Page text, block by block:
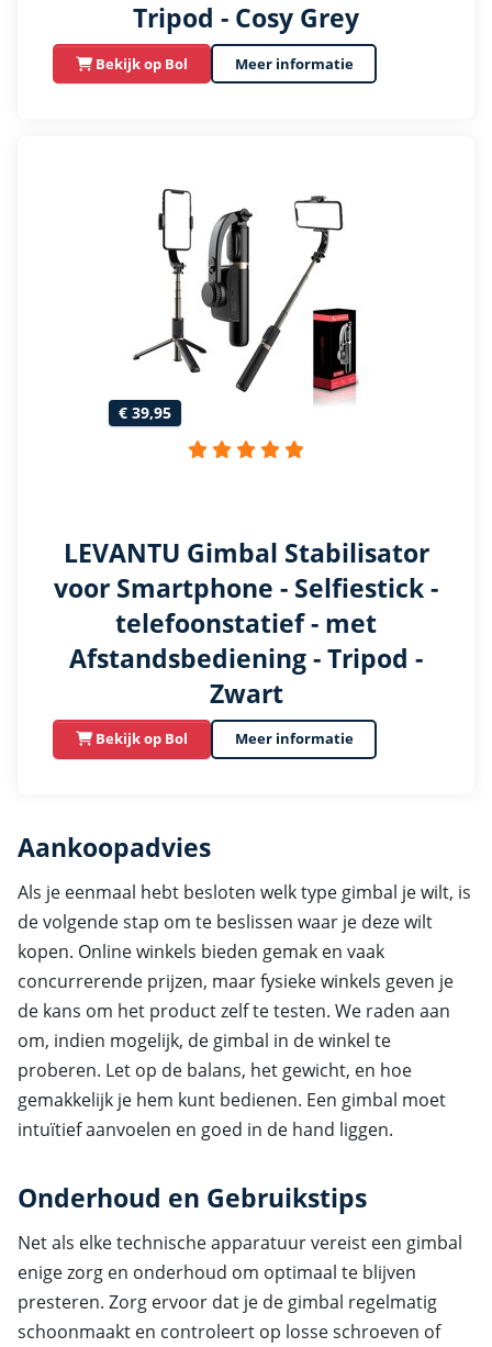
Tripod - Cosy Grey
Bekijk op Bol Meer informatie
€ 39,95
LEVANTU Gimbal Stabilisator
voor Smartphone - Selfiestick -
telefoonstatief - met
Afstandsbediening - Tripod -
Zwart
Bekijk op Bol Meer informatie
Aankoopadvies
Als je eenmaal hebt besloten welk type gimbal je wilt, is
de volgende stap om te beslissen waar je deze wilt
kopen. Online winkels bieden gemak en vaak
concurrerende prijzen, maar fysieke winkels geven je
de kans om het product zelf te testen. We raden aan
om, indien mogelijk, de gimbal in de winkel te
proberen. Let op de balans, het gewicht, en hoe
gemakkelijk je hem kunt bedienen. Een gimbal moet
intuïtief aanvoelen en goed in de hand liggen.
Onderhoud en Gebruikstips
Net als elke technische apparatuur vereist een gimbal
enige zorg en onderhoud om optimaal te blijven
presteren. Zorg ervoor dat je de gimbal regelmatig
schoonmaakt en controleert op losse schroeven of